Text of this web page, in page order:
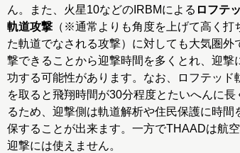
ん。また、火星10などのIRBMによる ロフテ
軌道攻撃 （※通常よりも角度を上げて高く打
た軌道でなされる攻撃）に対しても大気圏外
撃できることから迎撃時間を多くとれ、迎撃
功する可能性があります。なお、ロフテッド
を取ると飛翔時間が30分程度とたいへんに長
るため、迎撃側は軌道解析や住民保護に時間
保することが出来ます。一方でTHAADは航
迎撃には使えません。